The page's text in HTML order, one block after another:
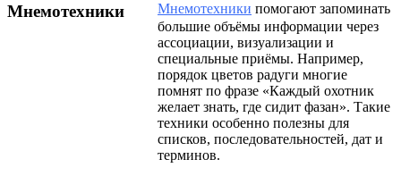
Мнемотехники Мнемотехники помогают запоминать
большие объёмы информации через
ассоциации, визуализации и
специальные приёмы. Например,
порядок цветов радуги многие
помнят по фразе «Каждый охотник
желает знать, где сидит фазан». Такие
техники особенно полезны для
списков, последовательностей, дат и
терминов.